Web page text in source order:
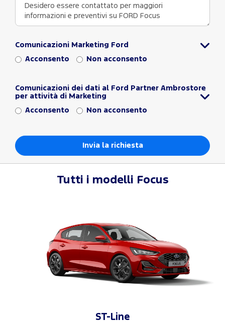
Comunicazioni Marketing Ford
Acconsento Non acconsento
Comunicazioni dei dati al Ford Partner Ambrostore
per attività di Marketing
Acconsento Non acconsento
Tutti i modelli Focus
ST-Line